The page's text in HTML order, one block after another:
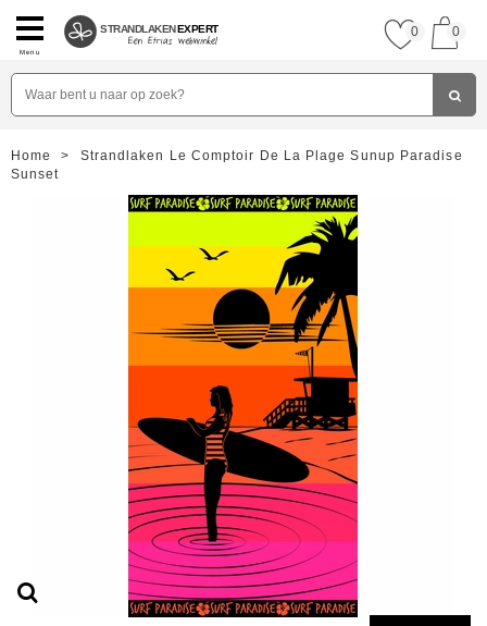
Menu
STRANDLAKENEXPERT 0 0
Home >
Strandlaken Le Comptoir De La Plage Sunup Paradise
Sunset